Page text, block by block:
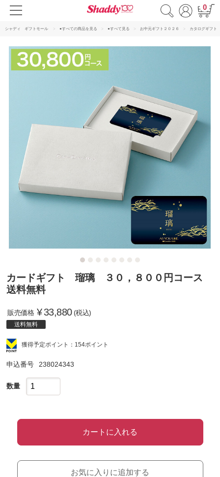
0
シャディ ギフトモール ●すべての商品を見る ●すべて見る お中元ギフト２０２６ カタログギフト
カードギフト 瑠璃 ３０，８００円コース
送料無料
販売価格 ¥33,880 (税込)
送料無料
獲得予定ポイント：154ポイント
申込番号 238024343
数量
カートに入れる
お気に入りに追加する